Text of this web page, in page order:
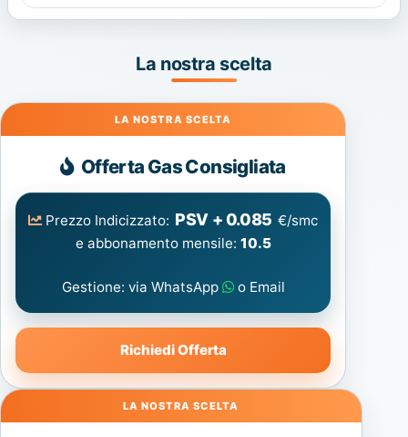
La nostra scelta
Gas
Offerta Gas Consigliata
Prezzo Indicizzato: PSV + 0.085 €/smc
e abbonamento mensile: 10.5
Gestione: via WhatsApp o Email
Richiedi Offerta